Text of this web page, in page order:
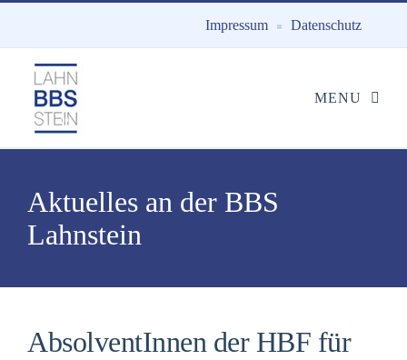
Impressum Datenschutz
Aktuelles an der BBS
Lahnstein
AbsolventInnen der HBF für